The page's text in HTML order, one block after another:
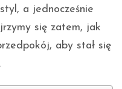
a jednocześnie
się zatem, jak
aby stał się